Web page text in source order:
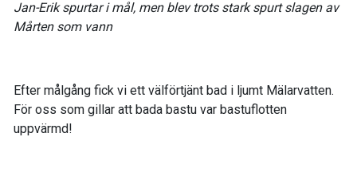
Jan-Erik spurtar i mål, men blev trots stark spurt slagen av
Mårten som vann
Efter målgång fick vi ett välförtjänt bad i ljumt Mälarvatten.
För oss som gillar att bada bastu var bastuflotten
uppvärmd!